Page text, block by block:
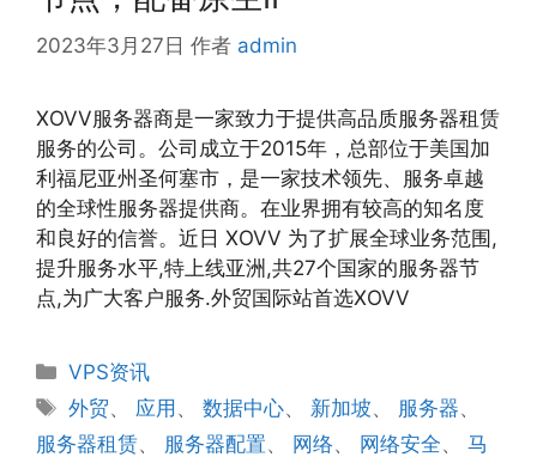
2023年3月27日 作者 admin
XOVV服务器商是一家致力于提供高品质服务器租赁
服务的公司。公司成立于2015年，总部位于美国加
利福尼亚州圣何塞市，是一家技术领先、服务卓越
的全球性服务器提供商。在业界拥有较高的知名度
和良好的信誉。近日 XOVV 为了扩展全球业务范围,
提升服务水平,特上线亚洲,共27个国家的服务器节
点,为广大客户服务.外贸国际站首选XOVV
分
类
VPS资讯
标
签
外贸、 应用 、数据中心、 新加坡、 服务器、
服务器租赁、 服务器配置、 网络、 网络安全、 马